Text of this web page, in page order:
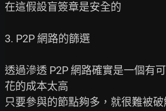
在這假設盲簽章是安全的
3. P2P 網路的篩選
透過滲透 P2P 網路確實是一個有
花的成本太高
只要參與的節點夠多，就很難被